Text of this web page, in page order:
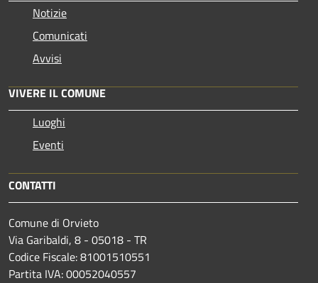
Notizie
Comunicati
Avvisi
VIVERE IL COMUNE
Luoghi
Eventi
CONTATTI
Comune di Orvieto
Via Garibaldi, 8 - 05018 - TR
Codice Fiscale: 81001510551
Partita IVA: 00052040557